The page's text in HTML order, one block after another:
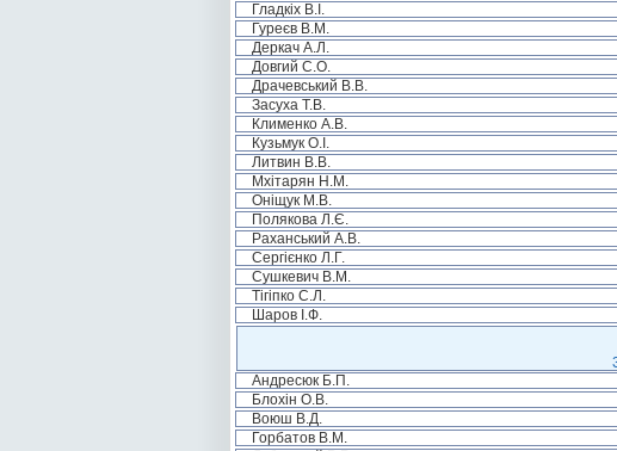
Гладкіх В.І.
Гуреєв В.М.
Деркач А.Л.
Довгий С.О.
Драчевський В.В.
Засуха Т.В.
Клименко А.В.
Кузьмук О.І.
Литвин В.В.
Мхітарян Н.М.
Оніщук М.В.
Полякова Л.Є.
Раханський А.В.
Сергієнко Л.Г.
Сушкевич В.М.
Тігіпко С.Л.
Шаров І.Ф.
Андресюк Б.П.
Блохін О.В.
Воюш В.Д.
Горбатов В.М.